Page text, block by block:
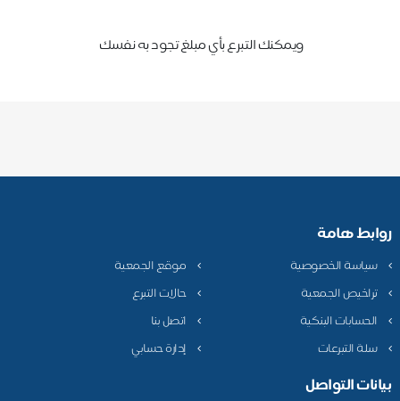
ويمكنك التبرع بأي مبلغ تجود به نفسك
روابط هامة
سياسة الخصوصية
موقع الجمعية
تراخيص الجمعية
حالات التبرع
الحسابات البنكية
اتصل بنا
سلة التبرعات
إدارة حسابي
بيانات التواصل